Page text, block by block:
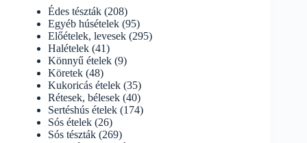
Édes tészták (208)
Egyéb húsételek (95)
Előételek, levesek (295)
Halételek (41)
Könnyű ételek (9)
Köretek (48)
Kukoricás ételek (35)
Rétesek, bélesek (40)
Sertéshús ételek (174)
Sós ételek (26)
Sós tészták (269)